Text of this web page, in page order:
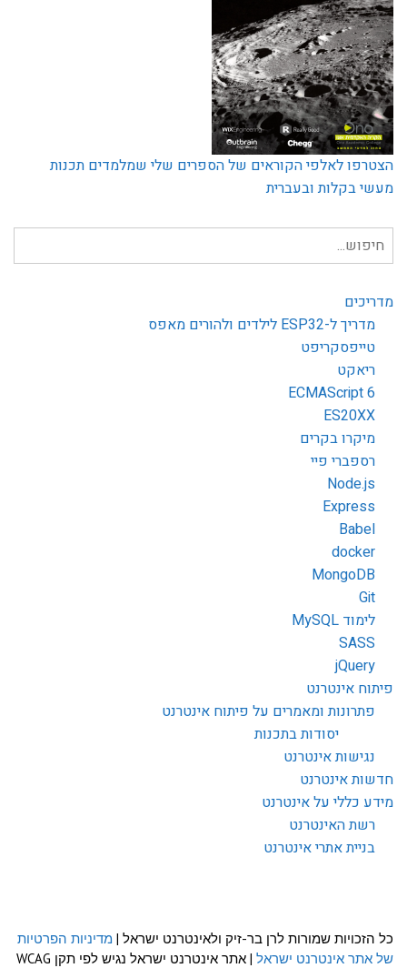
הצטרפו לאלפי הקוראים של הספרים שלי שמלמדים תכנות
מעשי בקלות ובעברית
חיפוש
עבור:
מדריכים
מדריך ל-ESP32 לילדים ולהורים מאפס
טייפסקריפט
ריאקט
ECMAScript 6
ES20XX
מיקרו בקרים
רספברי פיי
Node.js
Express
Babel
docker
MongoDB
Git
לימוד MySQL
SASS
jQuery
פיתוח אינטרנט
פתרונות ומאמרים על פיתוח אינטרנט
יסודות בתכנות
נגישות אינטרנט
חדשות אינטרנט
מידע כללי על אינטרנט
רשת האינטרנט
בניית אתרי אינטרנט
כל הזכויות שמורות לרן בר-זיק ולאינטרנט ישראל | מדיניות הפרטיות
של אתר אינטרנט ישראל
| אתר אינטרנט ישראל נגיש לפי תקן WCAG